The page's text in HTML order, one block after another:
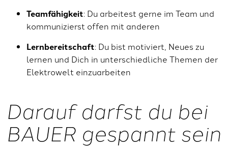
Teamfähigkeit: Du arbeitest gerne im Team und
kommunizierst offen mit anderen
Lernbereitschaft: Du bist motiviert, Neues zu
lernen und Dich in unterschiedliche Themen der
Elektrowelt einzuarbeiten
Darauf darfst du bei
BAUER gespannt sein